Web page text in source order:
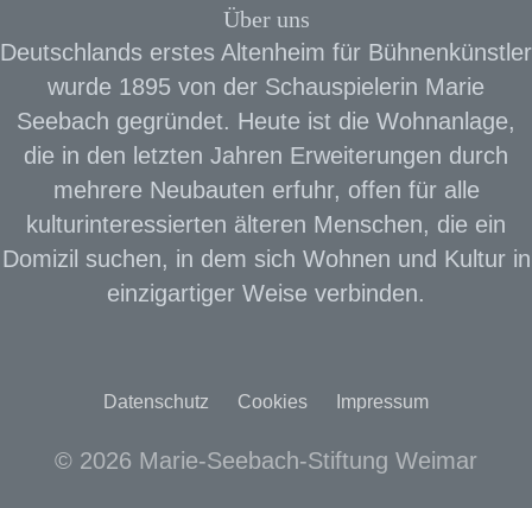
Über uns
Deutschlands erstes Altenheim für Bühnenkünstler
wurde 1895 von der Schauspielerin Marie
Seebach gegründet. Heute ist die Wohnanlage,
die in den letzten Jahren Erweiterungen durch
mehrere Neubauten erfuhr, offen für alle
kulturinteressierten älteren Menschen, die ein
Domizil suchen, in dem sich Wohnen und Kultur in
einzigartiger Weise verbinden.
Datenschutz Cookies Impressum
© 2026 Marie-Seebach-Stiftung Weimar